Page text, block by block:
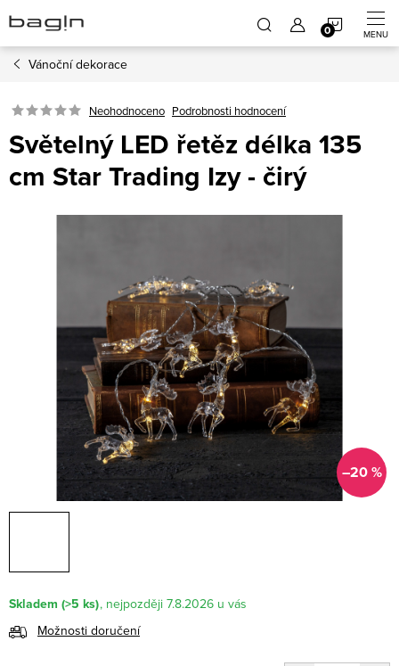
na
obsah
Vánoční dekorace
Neohodnoceno Podrobnosti hodnocení
Světelný LED řetěz délka 135
cm Star Trading Izy - čirý
–20 %
Skladem (>5 ks)
7.8.2026
Možnosti doručení